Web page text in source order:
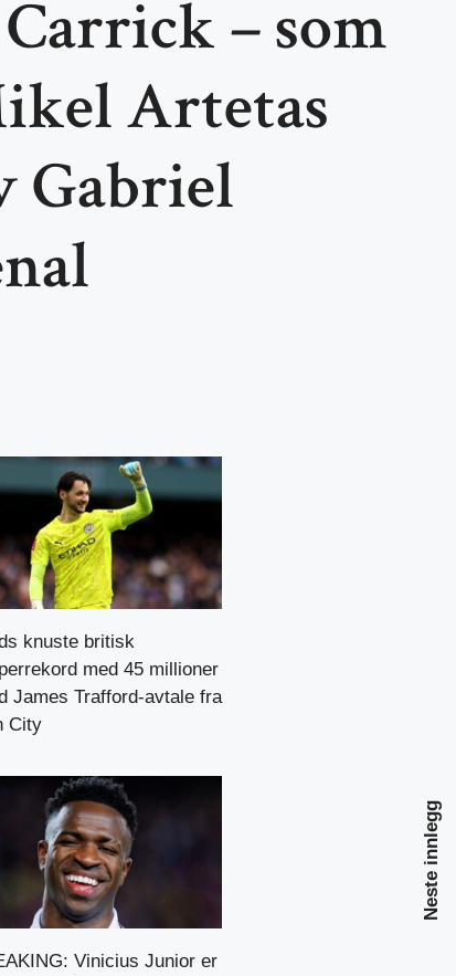
– som
Artetas
Gabriel
Neste innlegg
knuste britisk
med 45 millioner
James Trafford-avtale fra
City
Vinicius Junior er